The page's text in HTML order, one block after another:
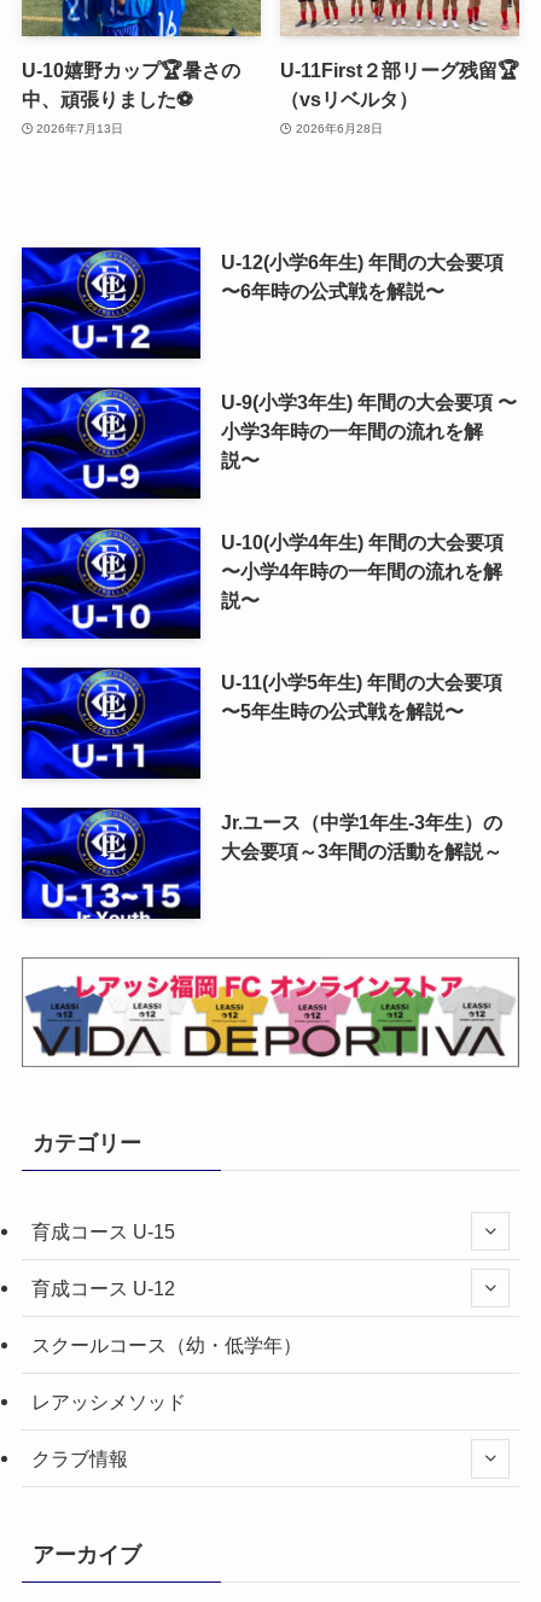
U-10嬉野カップ🏆暑さの
中、頑張りました⚽️
2026年7月13日
U-11First２部リーグ残留🏆
（vsリベルタ）
2026年6月28日
U-12(小学6年生) 年間の大会要項
〜6年時の公式戦を解説〜
U-9(小学3年生) 年間の大会要項 〜
小学3年時の一年間の流れを解
説〜
U-10(小学4年生) 年間の大会要項
〜小学4年時の一年間の流れを解
説〜
U-11(小学5年生) 年間の大会要項
〜5年生時の公式戦を解説〜
Jr.ユース（中学1年生-3年生）の
大会要項～3年間の活動を解説～
カテゴリー
育成コース U-15
育成コース U-12
スクールコース（幼・低学年）
レアッシメソッド
クラブ情報
アーカイブ